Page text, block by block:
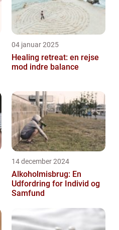
04 januar 2025
Healing retreat: en rejse
mod indre balance
14 december 2024
Alkoholmisbrug: En
Udfordring for Individ og
Samfund